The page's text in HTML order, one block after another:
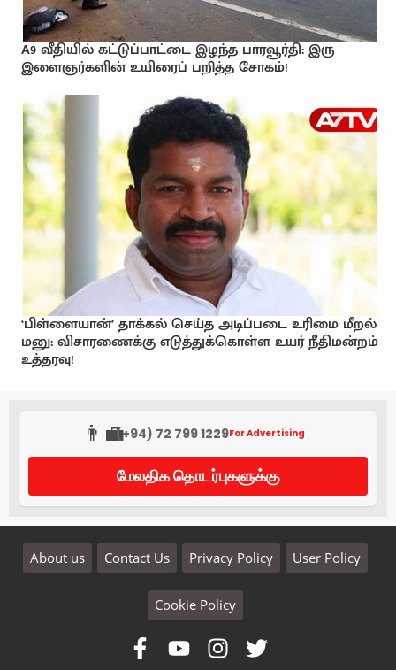
A9 வீதியில் கட்டுப்பாட்டை இழந்த பாரவூர்தி: இரு
இளைஞர்களின் உயிரைப் பறித்த சோகம்!
‘பிள்ளையான்’ தாக்கல் செய்த அடிப்படை உரிமை மீறல்
மனு: விசாரணைக்கு எடுத்துக்கொள்ள உயர் நீதிமன்றம்
உத்தரவு!
👨‍💼(+94) 72 799 1229For Advertising
மேலதிக தொடர்புகளுக்கு
About us Contact Us Privacy Policy User Policy
Cookie Policy